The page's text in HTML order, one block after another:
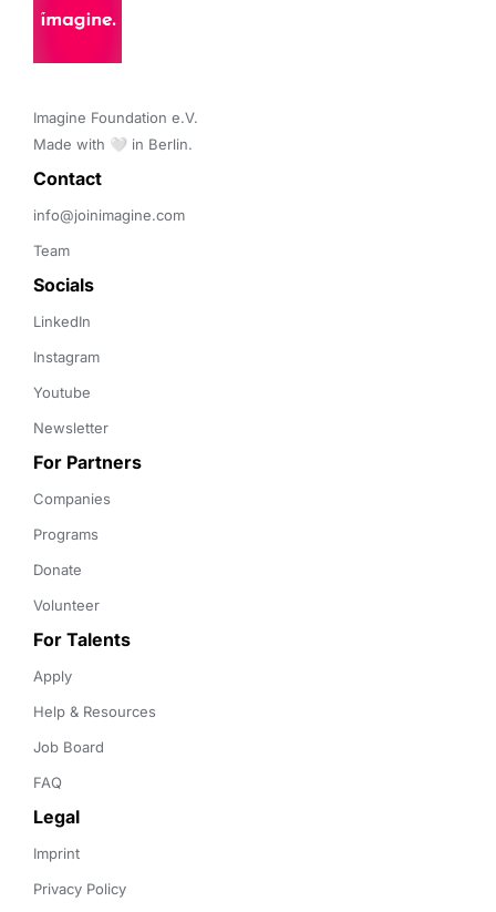
Imagine Foundation e.V.
Made with 🤍 in Berlin.
Contact
info@joinimagine.com
Team
Socials
LinkedIn
Instagram
Youtube
Newsletter
For Partners
Companies
Programs
Donate
Volunteer
For Talents
Apply
Help & Resources
Job Board
FAQ
Legal
Imprint
Privacy Policy